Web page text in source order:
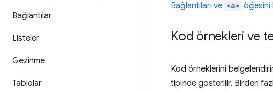
Bağlantılar
Listeler
Gezinme
Tablolar
Bağlantıları ve <a> öğesini
Kod örnekleri ve
Kod örneklerini
tipinde gösterilir. Birden